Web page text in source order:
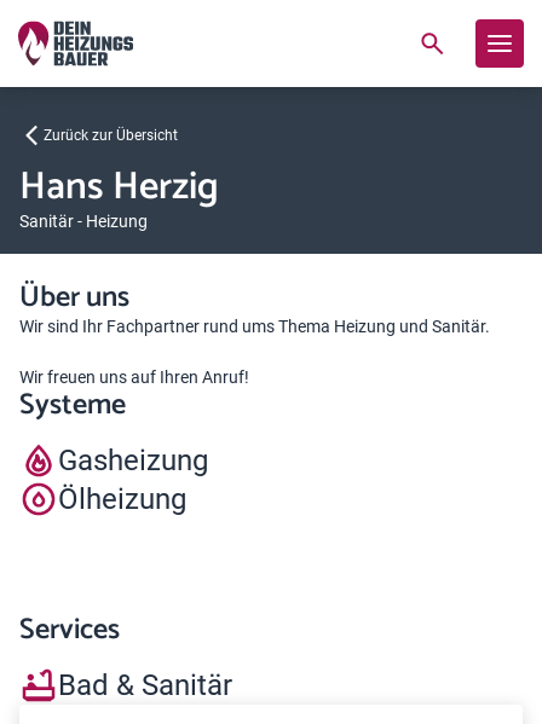
Zurück zur Übersicht
Hans Herzig
Sanitär - Heizung
Über uns
Wir sind Ihr Fachpartner rund ums Thema Heizung und Sanitär.
Wir freuen uns auf Ihren Anruf!
Systeme
Gasheizung
Ölheizung
Services
Bad & Sanitär